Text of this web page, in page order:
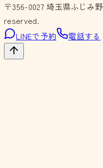
〒356-0027 埼玉県ふじみ
reserved.
LINEで予約
電話する